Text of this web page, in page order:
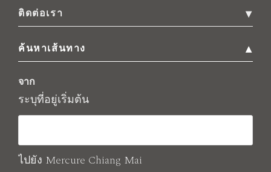
ติดต่อเรา
183 Changhuak Rd, Tambon Si Phum, Mueang
Chiang Mai District,,50200Chiang Mai,
Thailand
โทรศัพท์ +66 53 225500
ค้นหาเส้นทาง
จาก
ระบุที่อยู่เริ่มต้น
ไปยัง Mercure Chiang Mai